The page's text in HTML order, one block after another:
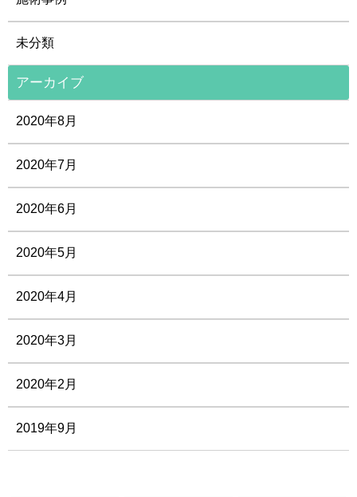
未分類
アーカイブ
2020年8月
2020年7月
2020年6月
2020年5月
2020年4月
2020年3月
2020年2月
2019年9月